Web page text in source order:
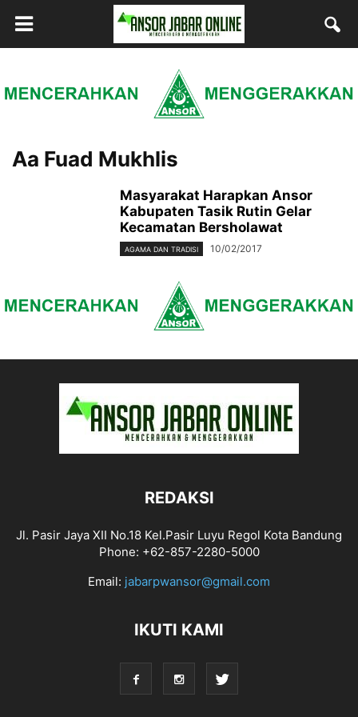
Aa Fuad Mukhlis
Masyarakat Harapkan Ansor
Kabupaten Tasik Rutin Gelar
Kecamatan Bersholawat
AGAMA DAN TRADISI 10/02/2017
REDAKSI
Jl. Pasir Jaya XII No.18 Kel.Pasir Luyu Regol Kota Bandung
Phone: +62-857-2280-5000
Email: jabarpwansor@gmail.com
IKUTI KAMI